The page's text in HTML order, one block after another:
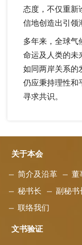
态度，不仅重新
信地创造出引领
多年来，全球气
命运及人类的未
如同两岸关系的
仍应秉持理性和
寻求共识。
关于本会
简介及沿革 董
秘书长 副秘书
联络我们
文书验证